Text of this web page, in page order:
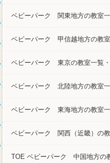
ベビーパーク 関東地方の教室
ベビーパーク 甲信越地方の教
ベビーパーク 東京の教室一覧
ベビーパーク 北陸地方の教室
ベビーパーク 東海地方の教室
ベビーパーク 関西（近畿）の
TOE ベビーパーク 中国地方の